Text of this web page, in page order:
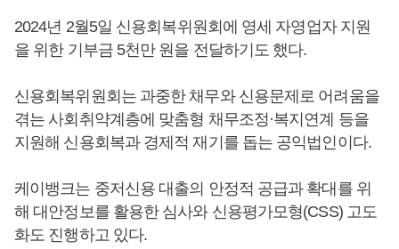
2024년 2월5일 신용회복위원회에 영세 자영업자 지원
을 위한 기부금 5천만 원을 전달하기도 했다.
신용회복위원회는 과중한 채무와 신용문제로 어려움을
겪는 사회취약계층에 맞춤형 채무조정·복지연계 등을
지원해 신용회복과 경제적 재기를 돕는 공익법인이다.
케이뱅크는 중저신용 대출의 안정적 공급과 확대를 위
해 대안정보를 활용한 심사와 신용평가모형(CSS) 고도
화도 진행하고 있다.